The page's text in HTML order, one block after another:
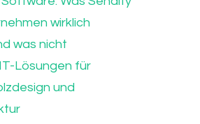
wirklich
was nicht
Lösungen für
und